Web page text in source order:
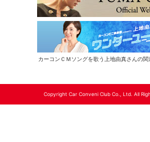
カーコンＣＭソングを歌う上地由真さんの関
Copyright Car Conveni Club Co., Ltd. All